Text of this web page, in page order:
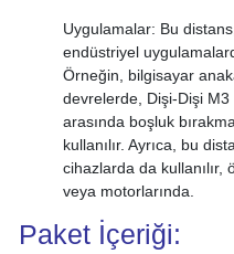
Uygulamalar: Bu
endüstriyel
Örneğin, bilgisayar
devrelerde, Dişi-Dişi
arasında boşluk
kullanılır. Ayrıca, bu
cihazlarda da kullanılır,
veya motorlarında.
Paket İçeriği: